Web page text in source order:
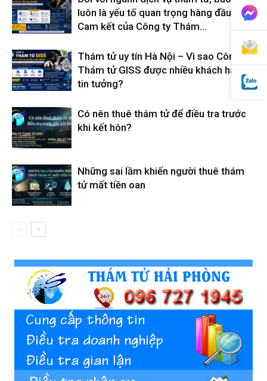
phòng,
thám
luôn là yếu tố quan trọng hàng đầu –
Cam kết của Công ty Thám...
Thám tử uy tín Hà Nội – Vì sao Công ty
Thám tử GISS được nhiều khách hàng
tin tưởng?
Có nên thuê thám tử để điều tra trước
khi kết hôn?
Những sai lầm khiến người thuê thám
tử mất tiền oan